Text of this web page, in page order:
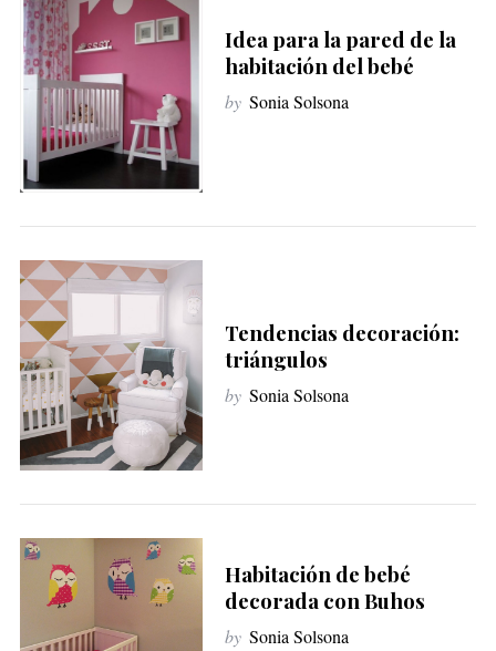
Idea para la pared de la
habitación del bebé
by Sonia Solsona
Tendencias decoración:
triángulos
by Sonia Solsona
Habitación de bebé
decorada con Buhos
by Sonia Solsona